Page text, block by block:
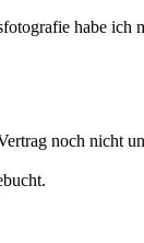
habe
noch nicht